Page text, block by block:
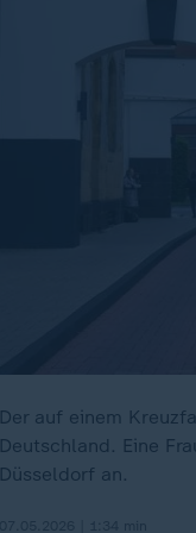
Der auf einem
Deutschland. Eine
Düsseldorf an.